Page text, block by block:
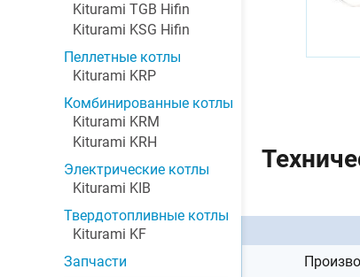
Kiturami TGB Hifin
Kiturami KSG Hifin
Пеллетные котлы
Kiturami KRP
Комбинированные котлы
Kiturami KRM
Kiturami KRH
Электрические котлы
Kiturami KIB
Твердотопливные котлы
Kiturami KF
Запчасти